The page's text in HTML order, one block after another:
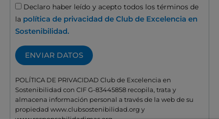
Aceptación
Declaro haber leído y acepto todos los términos de
la política de privacidad de Club de Excelencia en
Sostenibilidad.
ENVIAR DATOS
POLÍTICA DE PRIVACIDAD Club de Excelencia en
Sostenibilidad con CIF G-83445858 recopila, trata y
almacena información personal a través de la web de su
propiedad www.clubsostenibilidad.org y